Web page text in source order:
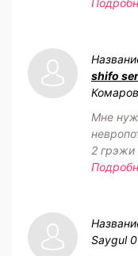
shifo
Мне
2 грэжи
Saygul